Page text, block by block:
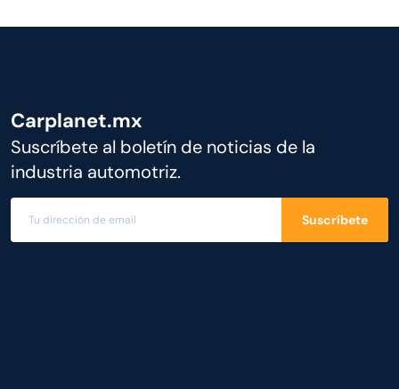
Carplanet.mx
Suscríbete al boletín de noticias de la
industria automotriz.
Suscríbete